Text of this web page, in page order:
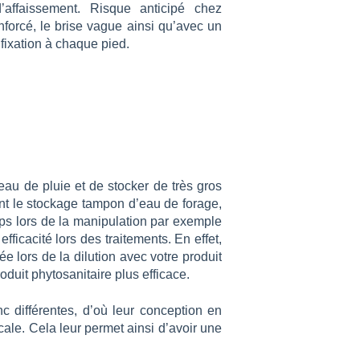
Risque anticipé chez
le brise vague ainsi qu’avec un
à chaque pied.
de pluie et de stocker de très gros
le stockage tampon d’eau de forage,
lors de la manipulation par exemple
lors des traitements. En effet,
lors de la dilution avec votre produit
phytosanitaire plus efficace.
différentes, d’où leur conception en
Cela leur permet ainsi d’avoir une